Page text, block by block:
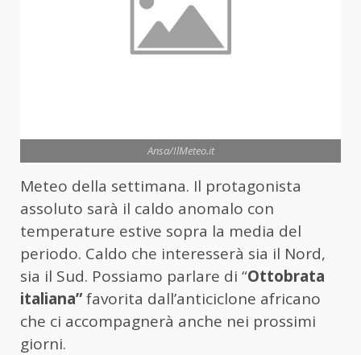
Ansa/IlMeteo.it
Meteo della settimana. Il protagonista
assoluto sarà il caldo anomalo con
temperature estive sopra la media del
periodo. Caldo che interesserà sia il Nord,
sia il Sud. Possiamo parlare di “Ottobrata
italiana”favorita dall’anticiclone africano
che ci accompagnerà anche nei prossimi
giorni.